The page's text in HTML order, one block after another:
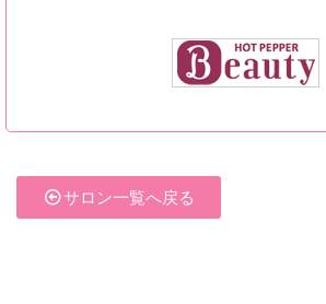
サロン一覧へ戻る